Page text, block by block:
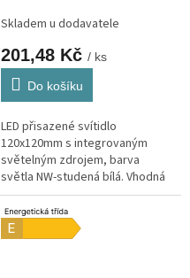
Skladem u dodavatele
201,48 Kč / ks
Do košíku
LED přisazené svítidlo
120x120mm s integrovaným
světelným zdrojem, barva
světla NW-studená bílá. Vhodná
pouze pro INTERIEROVÉ
osvětlení IP20